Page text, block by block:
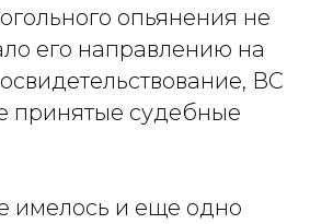
опьянения не
его направлению на
ВС
принятые судебные
имелось и еще одно